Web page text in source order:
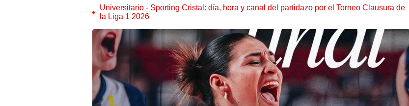
Universitario - Sporting Cristal: día, hora y canal del partidazo por el Torneo Clausura de
la Liga 1 2026